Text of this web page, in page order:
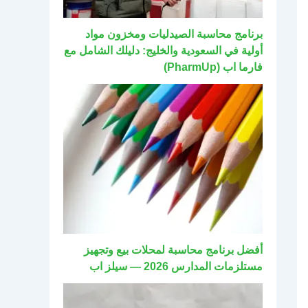
برنامج محاسبة الصيدليات ومخزون مواد
أولية في السعودية والخليج: دليلك الشامل مع
فارما اب (PharmUp)
أفضل برنامج محاسبة لمحلات بيع وتجهيز
مستلزمات المدارس 2026 — سيلز اب